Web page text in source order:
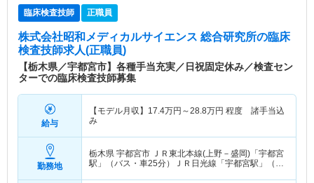
臨床検査技師 正職員
株式会社昭和メディカルサイエンス 総合研究所の臨床
検査技師求人(正職員)
【栃木県／宇都宮市】各種手当充実／日祝固定休み／検査セン
ターでの臨床検査技師募集
給与
【モデル月収】 17.4万円～28.8万円 程度 諸手当込
み
勤務地
栃木県 宇都宮市 ＪＲ東北本線(上野－盛岡)「宇都宮
駅」（バス・車25分）ＪＲ日光線「宇都宮駅」（バ